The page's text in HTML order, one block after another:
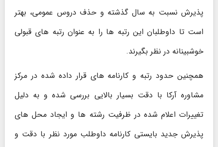
پذیرش نسبت به سال گذشته و حذف دروس عمومی، بهتر
است تا داوطلبان این رتبه ها را به عنوان رتبه های قبولی
خوشبینانه در نظر بگیرند.
همچنین حدود رتبه و کارنامه های قرار داده شده در مرکز
مشاوره آرکا با دقت بسیار بالایی بررسی شده و به دلیل
تغییرات اعلام شده در ظرفیت رشته ها و ایجاد محل های
پذیرش جدید بایستی کارنامه داوطلب مورد نظر با دقت و